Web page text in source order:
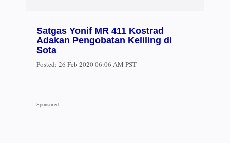
Satgas Yonif MR 411 Kostrad
Adakan Pengobatan Keliling di
Sota
Posted: 26 Feb 2020 06:06 AM PST